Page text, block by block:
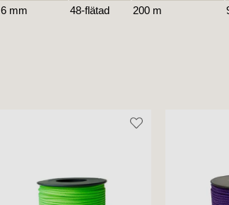
6 mm
48-flätad 200 m